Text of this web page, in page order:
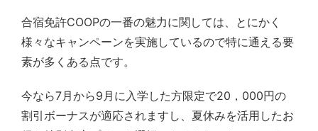
合宿免許COOPの一番の魅力に関しては、とにかく
様々なキャンペーンを実施しているので特に通える要
素が多くある点です。
今なら7月から9月に入学した方限定で20，000円の
割引ボーナスが適応されますし、夏休みを活用したお